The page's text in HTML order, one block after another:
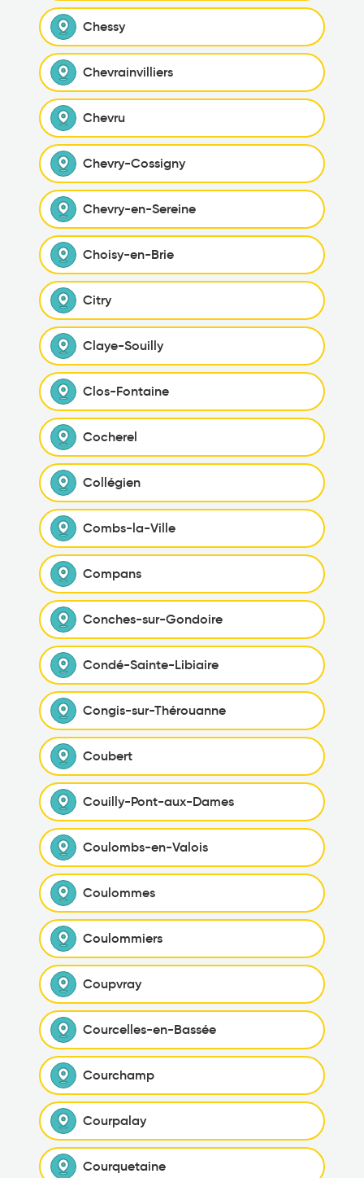
Chessy
Chevrainvilliers
Chevru
Chevry-Cossigny
Chevry-en-Sereine
Choisy-en-Brie
Citry
Claye-Souilly
Clos-Fontaine
Cocherel
Collégien
Combs-la-Ville
Compans
Conches-sur-Gondoire
Condé-Sainte-Libiaire
Congis-sur-Thérouanne
Coubert
Couilly-Pont-aux-Dames
Coulombs-en-Valois
Coulommes
Coulommiers
Coupvray
Courcelles-en-Bassée
Courchamp
Courpalay
Courquetaine